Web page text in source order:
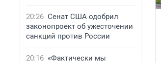
20:26 Сенат США одобрил
законопроект об ужесточении
санкций против России
20:16 «Фактически мы